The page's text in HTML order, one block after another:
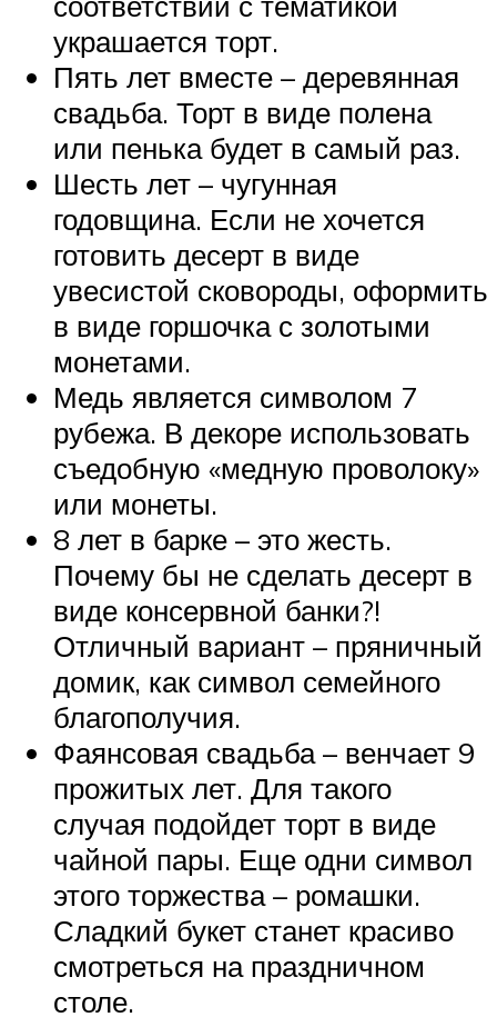
украшается торт.
Пять лет вместе – деревянная
свадьба. Торт в виде полена
или пенька будет в самый раз.
Шесть лет – чугунная
годовщина. Если не хочется
готовить десерт в виде
увесистой сковороды, оформить
в виде горшочка с золотыми
монетами.
Медь является символом 7
рубежа. В декоре использовать
съедобную «медную проволоку»
или монеты.
8 лет в барке – это жесть.
Почему бы не сделать десерт в
виде консервной банки?!
Отличный вариант – пряничный
домик, как символ семейного
благополучия.
Фаянсовая свадьба – венчает 9
прожитых лет. Для такого
случая подойдет торт в виде
чайной пары. Еще одни символ
этого торжества – ромашки.
Сладкий букет станет красиво
смотреться на праздничном
столе.